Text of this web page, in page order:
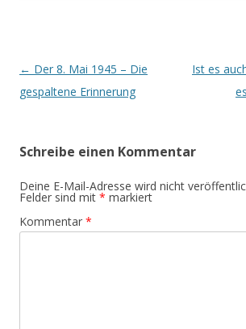
Beitrags-
Navigation
← Der 8. Mai 1945 – Die
gespaltene Erinnerung
Ist es
Schreibe einen Kommentar
Deine E-Mail-Adresse wird nicht
Felder sind mit * markiert
Kommentar *